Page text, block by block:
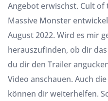
Angebot erwischst. Cult
Massive Monster
August 2022. Wird es mir
herauszufinden, ob dir
du dir den Trailer
Video anschauen. Auch
können dir weiterhelfen.